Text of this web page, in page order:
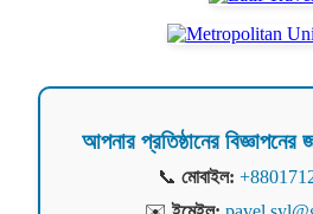
আপনার প্রতিষ্ঠানের
📞 মোবাইল: